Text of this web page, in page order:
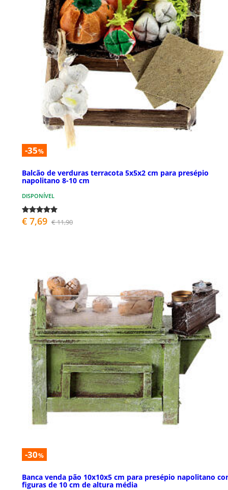
-35%
Balcão de verduras terracota 5x5x2 cm para presépio
napolitano 8-10 cm
DISPONÍVEL
€ 7,69 € 11,90
-30%
Banca venda pão 10x10x5 cm para presépio napolitano
figuras de 10 cm de altura média